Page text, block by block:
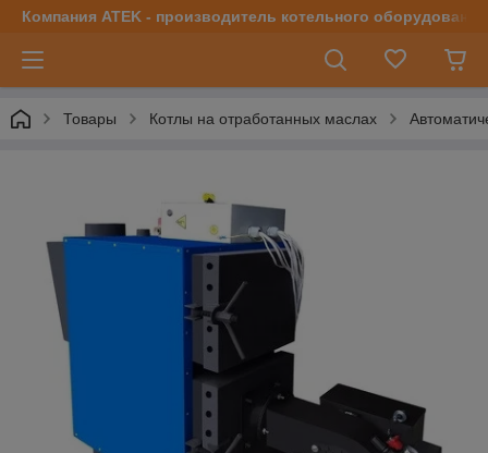
Компания ATEK - производитель котельного оборудования
Товары Котлы на отработанных маслах